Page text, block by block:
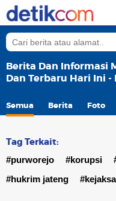
Berita Dan Informasi
Dan Terbaru Hari Ini -
Semua Berita Foto
Tag Terkait:
#purworejo #korupsi
#hukrim jateng